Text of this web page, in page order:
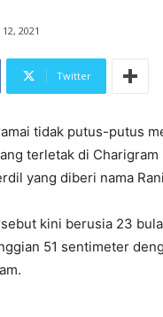
12, 2021
Twitter
tidak putus-putus
terletak di
yang diberi nama
kini berusia 23
51 sentimeter